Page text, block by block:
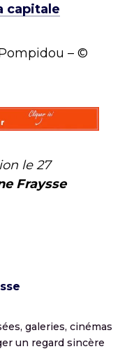
capitale
– ©
le27
Fraysse
galeries, cinémas
un regard sincère